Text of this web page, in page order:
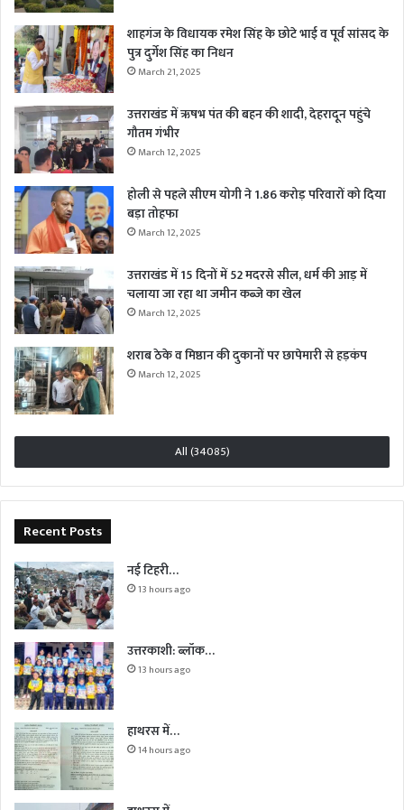
शाहगंज के विधायक रमेश सिंह के छोटे भाई व पूर्व सांसद के
पुत्र दुर्गेश सिंह का निधन
March 21, 2025
उत्तराखंड में ऋषभ पंत की बहन की शादी, देहरादून पहुंचे
गौतम गंभीर
March 12, 2025
होली से पहले सीएम योगी ने 1.86 करोड़ परिवारों को दिया
बड़ा तोहफा
March 12, 2025
उत्तराखंड में 15 दिनों में 52 मदरसे सील, धर्म की आड़ में
चलाया जा रहा था जमीन कब्जे का खेल
March 12, 2025
शराब ठेके व मिष्ठान की दुकानों पर छापेमारी से हड़कंप
March 12, 2025
All (34085)
Recent Posts
नई टिहरी…
13 hours ago
उत्तरकाशी: ब्लॉक…
13 hours ago
हाथरस में…
14 hours ago